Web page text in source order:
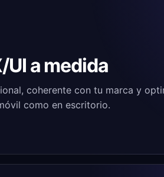
UI a medida
coherente con tu marca y
como en escritorio.